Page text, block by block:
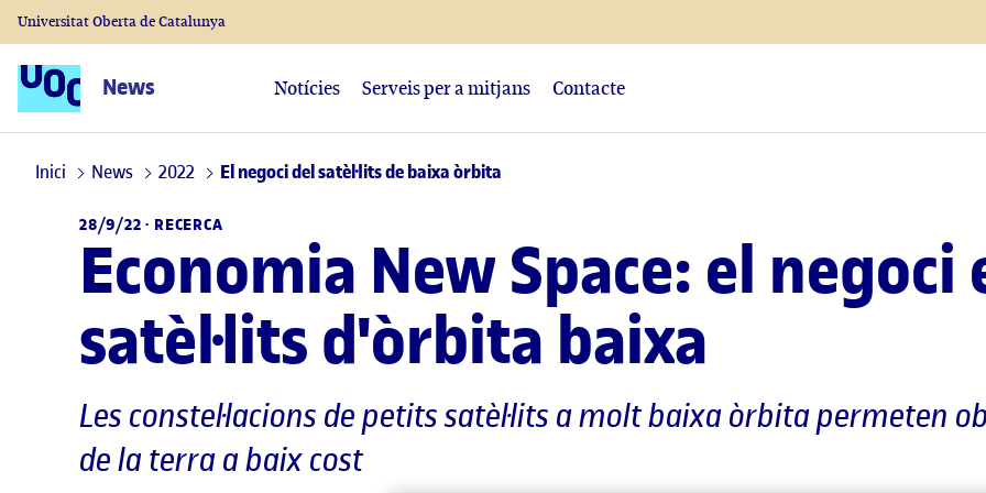
Universitat Oberta de Catalunya
News Notícies Serveis per a mitjans Contacte
Inici News 2022 El negoci del satèl·lits de baixa òrbita
28/9/22 · RECERCA
Economia New Space: el
satèl·lits d'òrbita baixa
Les constel·lacions de petits satèl·lits a molt baixa òrbita permeten
de la terra a baix cost